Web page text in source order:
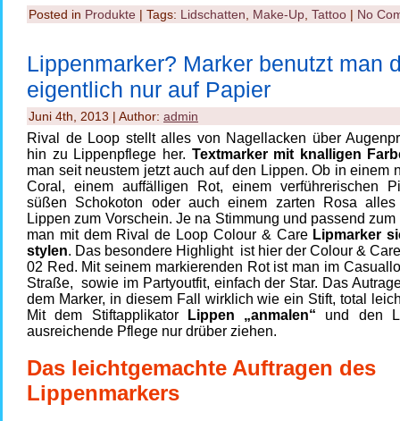
Posted in Produkte | Tags: Lidschatten Make-Up Tattoo | No
Lippenmarker? Marker benutzt man
eigentlich nur auf Papier
Juni 4th, 2013 | Author: admin
Rival de Loop stellt alles von Nagellacken über
hin zu Lippenpflege her. Textmarker mit knalligen
man seit neustem jetzt auch auf den Lippen. Ob in einem
Coral, einem auffälligen Rot, einem verführerischen
süßen Schokoton oder auch einem zarten Rosa
Lippen zum Vorschein. Je na Stimmung und passend zum
man mit dem Rival de Loop Colour & CareLipmarker
stylen. Das besondere Highlight ist hier der Colour &
02 Red. Mit seinem markierenden Rot ist man im
Straße, sowie im Partyoutfit, einfach der Star. Das
dem Marker, in diesem Fall wirklich wie ein Stift, total
Mit dem Stiftapplikator
Lippen „anmalen“ und den
ausreichende Pflege nur drüber ziehen.
Das leichtgemachte Auftragen des
Lippenmarkers